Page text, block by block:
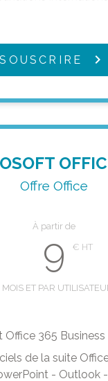
SOUSCRIRE
Offre Office
À partir de
9
ET PAR
Office 365 Business
de la suite
- Outlook